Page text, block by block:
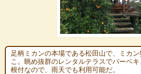
足柄ミカンの本場である松田山で、ミカ
こ。眺め抜群のレンタルテラスでバーベ
根付なので、雨天でも利用可能だ。